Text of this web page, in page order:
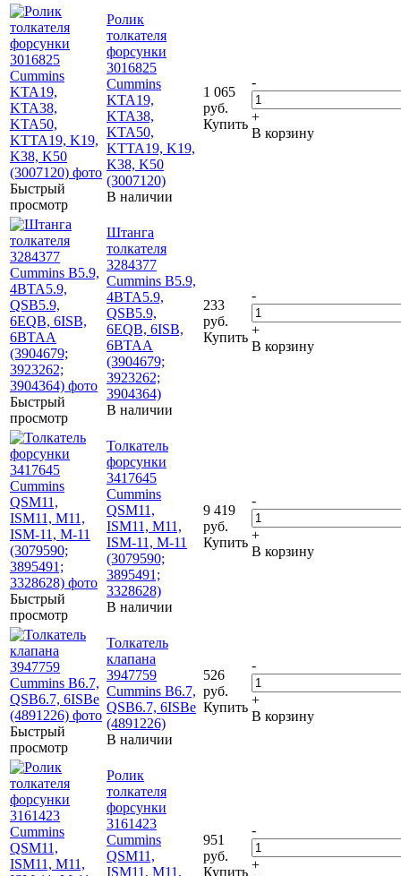
Быстрый
просмотр
Ролик
толкателя
форсунки
3016825
Cummins
KTA19,
KTA38,
KTA50,
KTTA19, K19,
K38, K50
(3007120)
В наличии
1 065
руб.
Купить
-
+
В корзину
Быстрый
просмотр
Штанга
толкателя
3284377
Cummins B5.9,
4BTA5.9,
QSB5.9,
6EQB, 6ISB,
6BTAA
(3904679;
3923262;
3904364)
В наличии
233
руб.
Купить
-
+
В корзину
Быстрый
просмотр
Толкатель
форсунки
3417645
Cummins
QSM11,
ISM11, M11,
ISM-11, M-11
(3079590;
3895491;
3328628)
В наличии
9 419
руб.
Купить
-
+
В корзину
Быстрый
просмотр
Толкатель
клапана
3947759
Cummins B6.7,
QSB6.7, 6ISBe
(4891226)
В наличии
526
руб.
Купить
-
+
В корзину
Ролик
толкателя
форсунки
3161423
Cummins
QSM11,
ISM11, M11,
951
руб.
Купить
-
+